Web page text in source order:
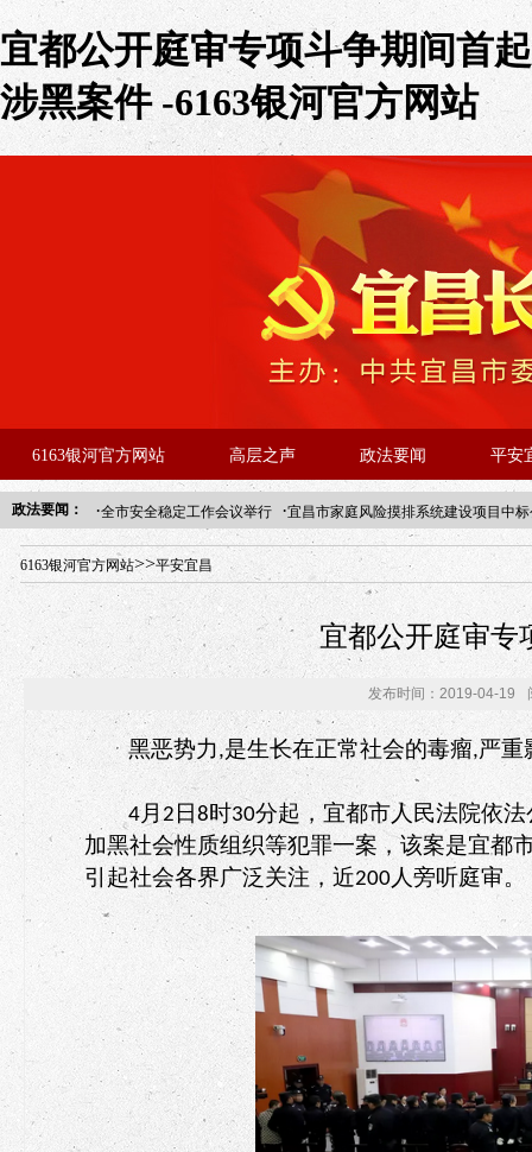
宜都公开庭审专项斗争期间首起
涉黑案件 -6163银河官方网站
6163银河官方网站 高层之声 政法要闻 平安
政法要闻： ·全市安全稳定工作会议举行 ·宜昌市家庭风险摸排系统建设项目中
年“招才兴业”事业单位人才引进·北京站人民大学入校工作提醒
6163银河官方网站>>平安宜昌
宜都公开庭审专
发布时间：2019-04-19
黑恶势力,是生长在正常社会的毒瘤,严重
4月 2日8 时30分起，宜都市人民法院依
加黑社会性质组织等犯罪一案，该案是宜都
引起社会各界广泛关注，近200 人旁听庭审。